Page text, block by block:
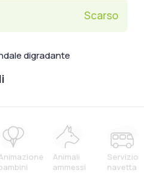
Scarso
digradante
Animali
ammessi
Servizio
navetta